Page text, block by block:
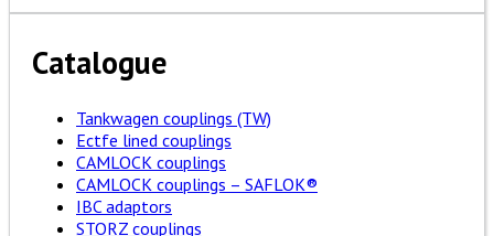
Catalogue
Tankwagen couplings (TW)
Ectfe lined couplings
CAMLOCK couplings
CAMLOCK couplings – SAFLOK®
IBC adaptors
STORZ couplings